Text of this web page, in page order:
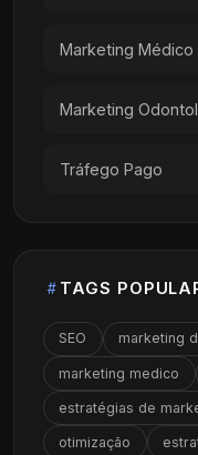
Marketing Médico
Marketing
Tráfego Pago
TAGS
SEO marketing
marketing medico
estratégias de
otimização